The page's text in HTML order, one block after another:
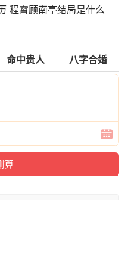
程霄顾南亭结局是什么
命中贵人 八字合婚